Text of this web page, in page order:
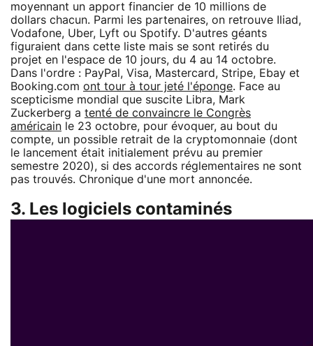
moyennant un apport financier de 10 millions de
dollars chacun. Parmi les partenaires, on retrouve Iliad,
Vodafone, Uber, Lyft ou Spotify. D'autres géants
figuraient dans cette liste mais se sont retirés du
projet en l'espace de 10 jours, du 4 au 14 octobre.
Dans l'ordre : PayPal, Visa, Mastercard, Stripe, Ebay et
Booking.com ont tour à tour jeté l'éponge. Face au
scepticisme mondial que suscite Libra, Mark
Zuckerberg a tenté de convaincre le Congrès
américain le 23 octobre, pour évoquer, au bout du
compte, un possible retrait de la cryptomonnaie (dont
le lancement était initialement prévu au premier
semestre 2020), si des accords réglementaires ne sont
pas trouvés. Chronique d'une mort annoncée.
3. Les logiciels contaminés